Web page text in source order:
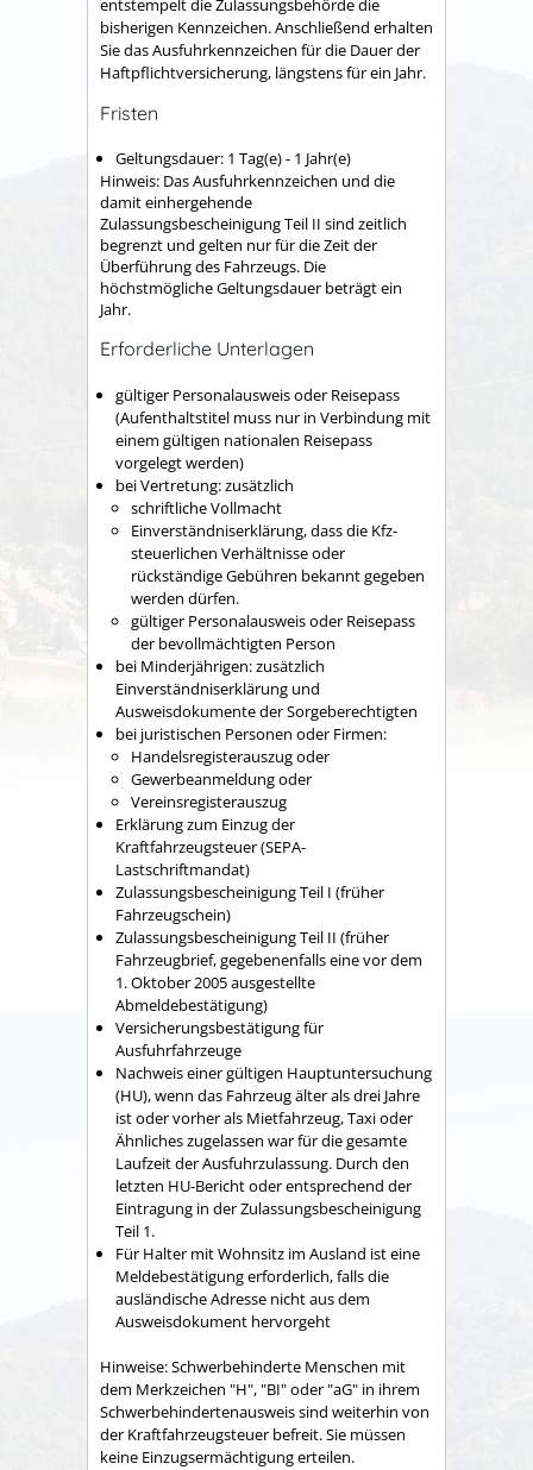
entstempelt die Zulassungsbehörde die
bisherigen Kennzeichen. Anschließend erhalten
Sie das Ausfuhrkennzeichen für die Dauer der
Haftpflichtversicherung, längstens für ein Jahr.
Fristen
Geltungsdauer: 1 Tag(e) - 1 Jahr(e)
Hinweis: Das Ausfuhrkennzeichen und die
damit einhergehende
Zulassungsbescheinigung Teil II sind zeitlich
begrenzt und gelten nur für die Zeit der
Überführung des Fahrzeugs. Die
höchstmögliche Geltungsdauer beträgt ein
Jahr.
Erforderliche Unterlagen
gültiger Personalausweis oder Reisepass
(Aufenthaltstitel muss nur in Verbindung mit
einem gültigen nationalen Reisepass
vorgelegt werden)
bei Vertretung: zusätzlich
schriftliche Vollmacht
Einverständniserklärung, dass die Kfz-
steuerlichen Verhältnisse oder
rückständige Gebühren bekannt gegeben
werden dürfen.
gültiger Personalausweis oder Reisepass
der bevollmächtigten Person
bei Minderjährigen: zusätzlich
Einverständniserklärung und
Ausweisdokumente der Sorgeberechtigten
bei juristischen Personen oder Firmen:
Handelsregisterauszug oder
Gewerbeanmeldung oder
Vereinsregisterauszug
Erklärung zum Einzug der
Kraftfahrzeugsteuer (SEPA-
Lastschriftmandat)
Zulassungsbescheinigung Teil I (früher
Fahrzeugschein)
Zulassungsbescheinigung Teil II (früher
Fahrzeugbrief, gegebenenfalls eine vor dem
1. Oktober 2005 ausgestellte
Abmeldebestätigung)
Versicherungsbestätigung für
Ausfuhrfahrzeuge
Nachweis einer gültigen Hauptuntersuchung
(HU), wenn das Fahrzeug älter als drei Jahre
ist oder vorher als Mietfahrzeug, Taxi oder
Ähnliches zugelassen war für die gesamte
Laufzeit der Ausfuhrzulassung. Durch den
letzten HU-Bericht oder entsprechend der
Eintragung in der Zulassungsbescheinigung
Teil 1.
Für Halter mit Wohnsitz im Ausland ist eine
Meldebestätigung erforderlich, falls die
ausländische Adresse nicht aus dem
Ausweisdokument hervorgeht
Hinweise: Schwerbehinderte Menschen mit
dem Merkzeichen "H", "BI" oder "aG" in ihrem
Schwerbehindertenausweis sind weiterhin von
der Kraftfahrzeugsteuer befreit. Sie müssen
keine Einzugsermächtigung erteilen.